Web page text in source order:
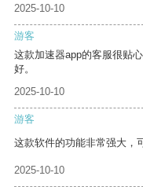
2025-10-10
游客
这款加速器app的客服很贴
好。
2025-10-10
游客
这款软件的功能非常强大，
2025-10-10